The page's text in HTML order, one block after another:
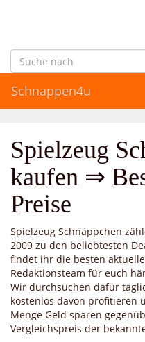
content
Schnappen4u
Spielzeug
kaufen ⇒
Preise
Spielzeug Schnäppchen
2009 zu den beliebtesten
findet ihr die besten
Redaktionsteam für euch
Wir durchsuchen dafür
kostenlos davon profitieren
Menge Geld sparen
Vergleichspreis der